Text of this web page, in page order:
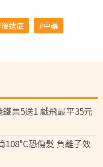
後遺症 中藥
票5送1 戲飛最平35元
恐傷髮 負離子效